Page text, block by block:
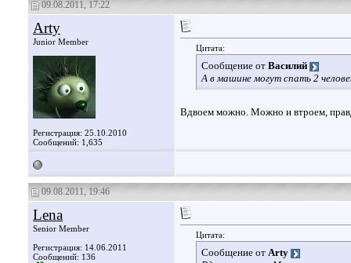
09.08.2011, 17:22
Arty
Junior Member
Регистрация: 25.10.2010
Сообщений: 1,635
Цитата:
Сообщение от Василий
А в машине могут спать 2
Вдвоем можно. Можно и втроем,
09.08.2011, 19:46
Lena
Senior Member
Регистрация: 14.06.2011
Сообщений: 136
Цитата:
Сообщение от Arty